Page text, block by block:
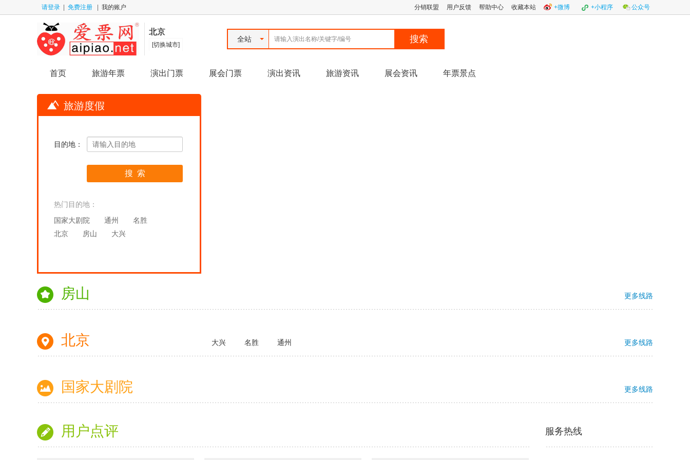
请登录 免费注册 我的账户 分销联盟 用户反馈 帮助中心 收藏本站 +微博 +小程序 公众号
北京
[切换城市]
全站
首页 旅游年票 演出门票 展会门票 演出资讯 旅游资讯 展会资讯 年票景点
旅游度假
目的地：
热门目的地：
国家大剧院
通州
名胜
北京
房山 大兴
更多线路
房山
更多线路
北京 大兴 名胜 通州
更多线路
国家大剧院
用户点评 服务热线